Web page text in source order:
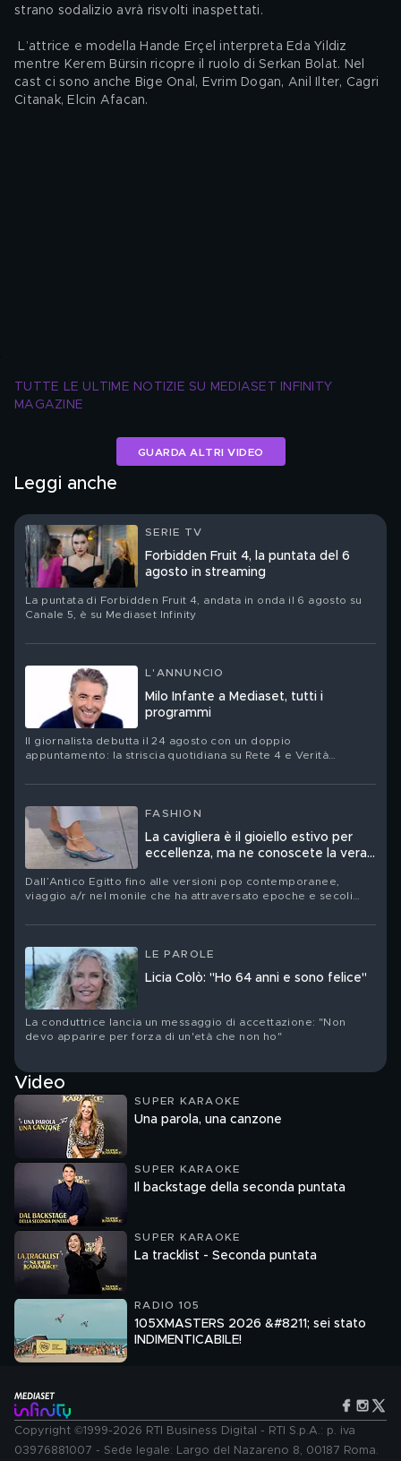
strano sodalizio avrà risvolti inaspettati.
mentre Kerem Bürsin ricopre il ruolo di Serkan Bolat. Nel
cast ci sono anche Bige Onal, Evrim Dogan, Anil Ilter, Cagri
Citanak, Elcin Afacan.
TUTTE LE ULTIME NOTIZIE SU MEDIASET INFINITY
MAGAZINE
GUARDA ALTRI VIDEO
Leggi anche
SERIE TV
Forbidden Fruit 4, la puntata del 6
agosto in streaming
La puntata di Forbidden Fruit 4, andata in onda il 6 agosto su
Canale 5, è su Mediaset Infinity
L'ANNUNCIO
Milo Infante a Mediaset, tutti i
programmi
Il giornalista debutta il 24 agosto con un doppio
appuntamento: la striscia quotidiana su Rete 4 e Verità
FASHION
La cavigliera è il gioiello estivo per
eccellenza, ma ne conoscete la vera
Dall’Antico Egitto fino alle versioni pop contemporanee,
viaggio a/r nel monile che ha attraversato epoche e secoli
LE PAROLE
Licia Colò: "Ho 64 anni e sono felice"
La conduttrice lancia un messaggio di accettazione: "Non
devo apparire per forza di un'età che non ho"
Video
SUPER KARAOKE
Una parola, una canzone
SUPER KARAOKE
Il backstage della seconda puntata
SUPER KARAOKE
La tracklist - Seconda puntata
RADIO 105
105XMASTERS 2026 &#8211; sei stato
INDIMENTICABILE!
Copyright ©1999-2026 RTI Business Digital - RTI S.p.A.: p. iva
03976881007 - Sede legale: Largo del Nazareno 8, 00187 Roma.